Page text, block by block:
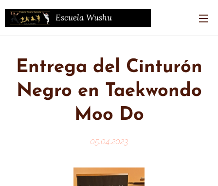
Escuela Wushu
Kwando
Entrega del Cinturón
Negro en Taekwondo
Moo Do
05.04.2023